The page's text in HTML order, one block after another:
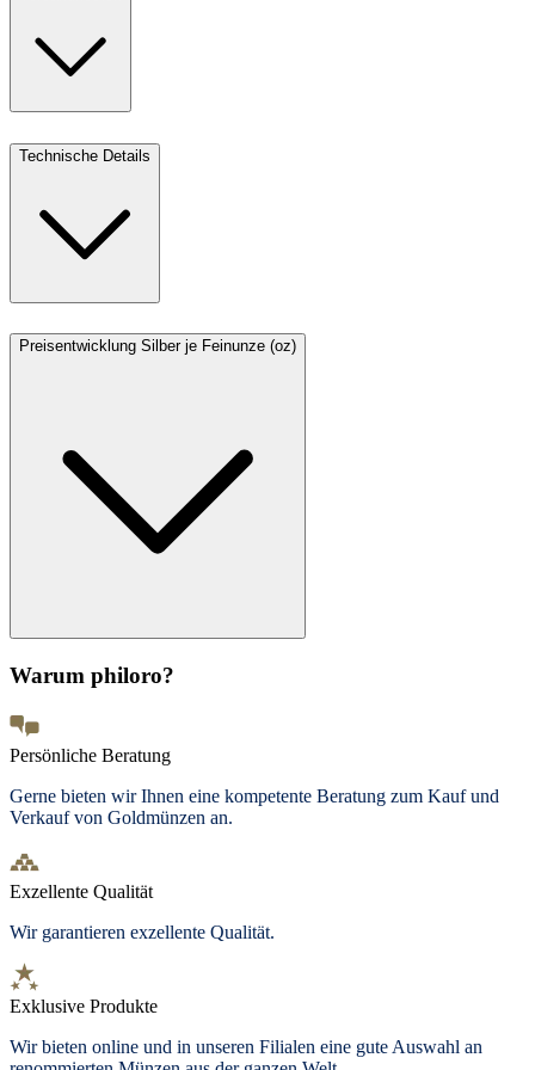
Technische Details
Preisentwicklung Silber je Feinunze (oz)
Warum philoro?
Persönliche Beratung
Gerne bieten wir Ihnen eine kompetente Beratung zum Kauf und
Verkauf von Goldmünzen an.
Exzellente Qualität
Wir garantieren exzellente Qualität.
Exklusive Produkte
Wir bieten online und in unseren Filialen eine gute Auswahl an